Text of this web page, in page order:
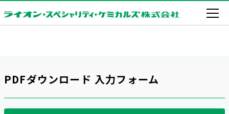
PDFダウンロード 入力フォーム